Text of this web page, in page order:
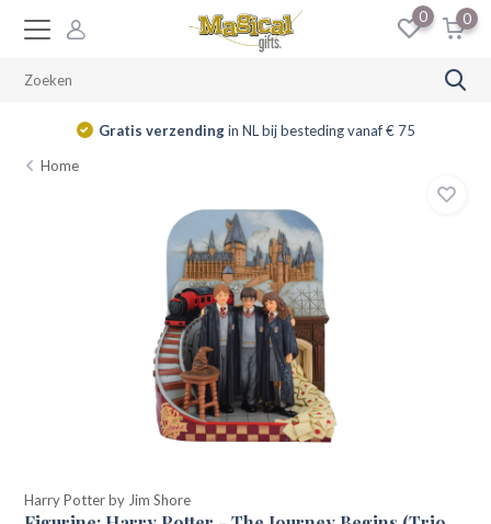
0 0
Gratis verzendingin NL bij besteding vanaf € 75
Home
Harry Potter by Jim Shore